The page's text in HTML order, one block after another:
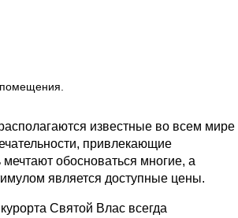
известные во всем мире
привлекающие
обосноваться многие, а
является доступные цены.
Святой Влас всегда